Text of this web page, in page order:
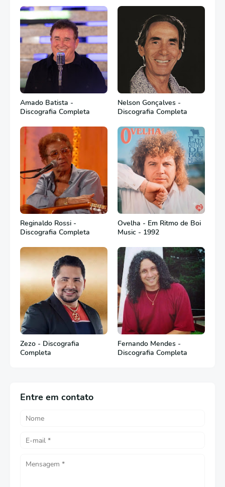
Amado Batista -
Discografia Completa
Nelson Gonçalves -
Discografia Completa
Reginaldo Rossi -
Discografia Completa
Ovelha - Em Ritmo de Boi
Music - 1992
Zezo - Discografia
Completa
Fernando Mendes -
Discografia Completa
Entre em contato